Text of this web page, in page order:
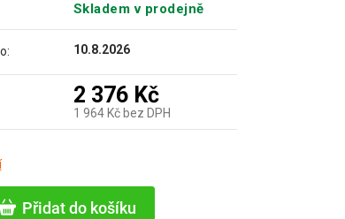
Přidat do košíku
Skladem v prodejně
10.8.2026
2 376 Kč
1 964 Kč bez DPH
cena: